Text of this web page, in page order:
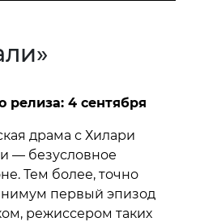
релиза: 4 сентября
драма с Хилари
— безусловное
Тем более, точно
первый эпизод
режиссером таких